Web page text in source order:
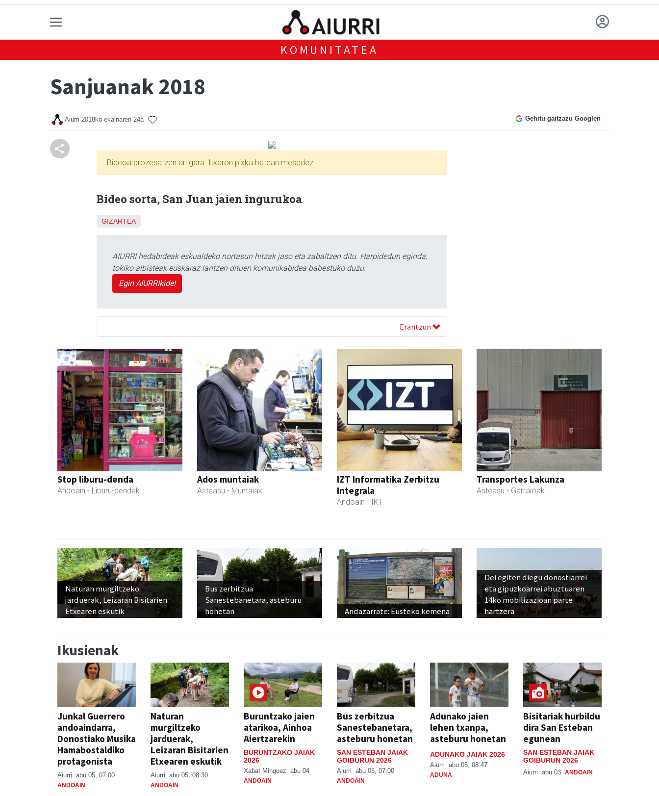
KOMUNITATEA
Sanjuanak 2018
Aiurri 2018ko ekainaren 24a Gehitu gaitzazu Googlen
Bideoa prozesatzen ari gara. Itxaron pixka batean mesedez...
Bideo sorta, San Juan jaien ingurukoa
GIZARTEA
AIURRI hedabideak eskualdeko nortasun hitzak jaso eta zabaltzen ditu. Harpidedun eginda,
tokiko albisteak euskaraz lantzen dituen komunikabidea babestuko duzu.
Egin AIURRIkide!
Erantzun
Stop liburu-denda
Andoain - Liburu-dendak
Ados muntaiak
Asteasu - Muntaiak
IZT Informatika Zerbitzu
Integrala
Andoain - IKT
Transportes Lakunza
Asteasu - Garraioak
Naturan murgiltzeko
jarduerak, Leizaran Bisitarien
Etxearen eskutik
Bus zerbitzua
Sanestebanetara, asteburu
honetan
Andazarrate: Eusteko kemena
Dei egiten diegu donostiarrei
eta gipuzkoarrei abuztuaren
14ko mobilizazioan parte
hartzera
Ikusienak
Junkal Guerrero
andoaindarra,
Donostiako Musika
Hamabostaldiko
protagonista
Aiurri abu 05, 07:00
ANDOAIN
Naturan
murgiltzeko
jarduerak,
Leizaran Bisitarien
Etxearen eskutik
Aiurri abu 05, 08:30
ANDOAIN
Buruntzako jaien
atarikoa, Ainhoa
Aiertzarekin
BURUNTZAKO JAIAK
2026
Xabat Minguez abu 04
ANDOAIN
Bus zerbitzua
Sanestebanetara,
asteburu honetan
SAN ESTEBAN JAIAK
GOIBURUN 2026
Aiurri abu 05, 07:00
ANDOAIN
Adunako jaien
lehen txanpa,
asteburu honetan
ADUNAKO JAIAK 2026
Aiurri abu 05, 08:47
ADUNA
Bisitariak hurbildu
dira San Esteban
egunean
SAN ESTEBAN JAIAK
GOIBURUN 2026
Aiurri abu 03 ANDOAIN